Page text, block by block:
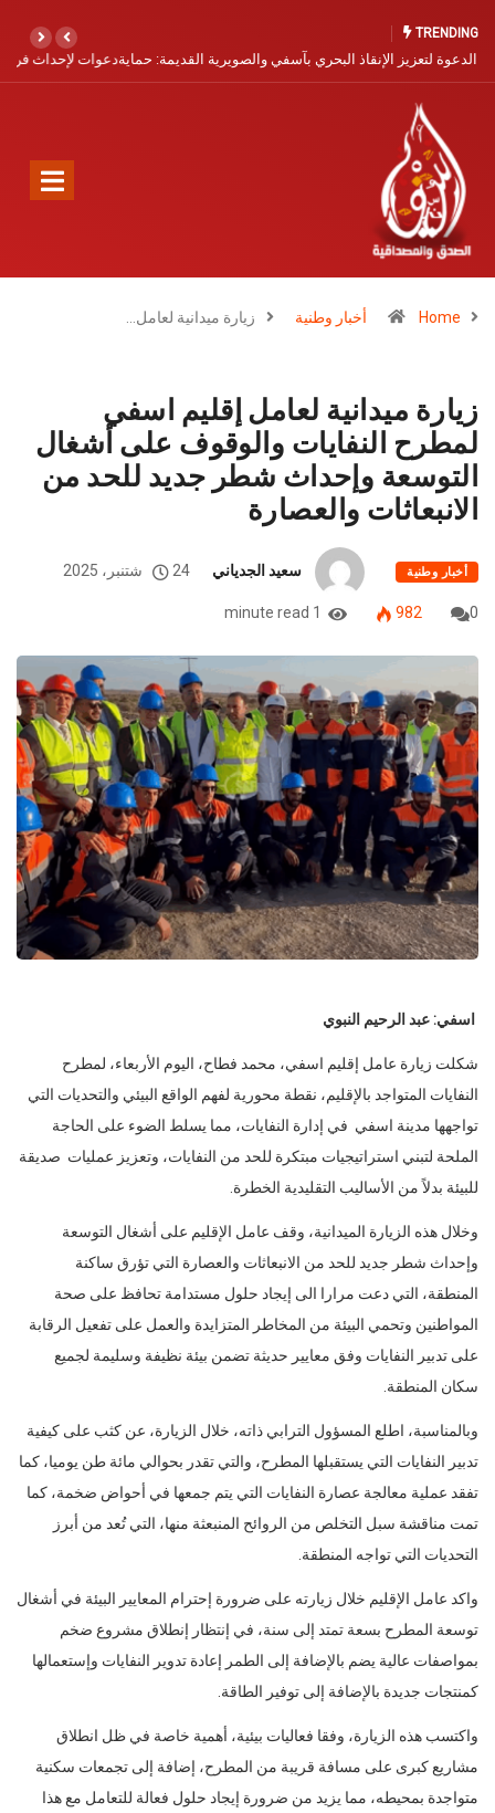
TRENDING
دعوات لإحداث فرع للأكاديمية الوطنية لركوب الموج بآسفي لتعزيز مكانتها
Home أخبار وطنية زيارة ميدانية لعامل…
زيارة ميدانية لعامل إقليم اسفي
لمطرح النفايات والوقوف على أشغال
التوسعة وإحداث شطر جديد للحد من
الانبعاثات والعصارة
أخبار وطنية سعيد الجدياني 24 شتنبر، 2025
0
982
1 minute read
اسفي: عبد الرحيم النبوي
شكلت زيارة عامل إقليم اسفي، محمد فطاح، اليوم الأربعاء، لمطرح
النفايات المتواجد بالإقليم، نقطة محورية لفهم الواقع البيئي والتحديات التي
تواجهها مدينة اسفي في إدارة النفايات، مما يسلط الضوء على الحاجة
الملحة لتبني استراتيجيات مبتكرة للحد من النفايات، وتعزيز عمليات صديقة
للبيئة بدلاً من الأساليب التقليدية الخطرة.
وخلال هذه الزيارة الميدانية، وقف عامل الإقليم على أشغال التوسعة
وإحداث شطر جديد للحد من الانبعاثات والعصارة التي تؤرق ساكنة
المنطقة، التي دعت مرارا الى إيجاد حلول مستدامة تحافظ على صحة
المواطنين وتحمي البيئة من المخاطر المتزايدة والعمل على تفعيل الرقابة
على تدبير النفايات وفق معايير حديثة تضمن بيئة نظيفة وسليمة لجميع
سكان المنطقة.
وبالمناسبة، اطلع المسؤول الترابي ذاته، خلال الزيارة، عن كثب على كيفية
تدبير النفايات التي يستقبلها المطرح، والتي تقدر بحوالي مائة طن يوميا، كما
تفقد عملية معالجة عصارة النفايات التي يتم جمعها في أحواض ضخمة، كما
تمت مناقشة سبل التخلص من الروائح المنبعثة منها، التي تُعد من أبرز
التحديات التي تواجه المنطقة.
واكد عامل الإقليم خلال زيارته على ضرورة إحترام المعايير البيئة في أشغال
توسعة المطرح بسعة تمتد إلى سنة، في إنتظار إنطلاق مشروع ضخم
بمواصفات عالية يضم بالإضافة إلى الطمر إعادة تدوير النفايات وإستعمالها
كمنتجات جديدة بالإضافة إلى توفير الطاقة.
واكتسب هذه الزيارة، وفقا فعاليات بيئية، أهمية خاصة في ظل انطلاق
مشاريع كبرى على مسافة قريبة من المطرح، إضافة إلى تجمعات سكنية
متواجدة بمحيطه، مما يزيد من ضرورة إيجاد حلول فعالة للتعامل مع هذا